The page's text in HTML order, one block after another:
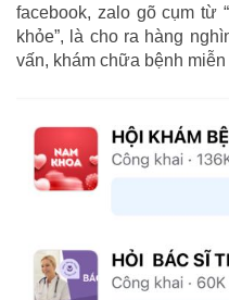
facebook, zalo gõ cụm từ
khỏe”, là cho ra hàng
vấn, khám chữa bệnh